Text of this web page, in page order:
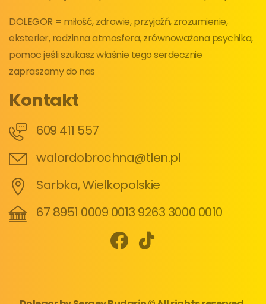
DOLEGOR = miłość, zdrowie, przyjaźń, zrozumienie,
eksterier, rodzinna atmosfera, zrównoważona psychika,
pomoc jeśli szukasz właśnie tego serdecznie
zapraszamy do nas
Kontakt
609 411 557
walordobrochna@tlen.pl
Sarbka, Wielkopolskie
67 8951 0009 0013 9263 3000 0010